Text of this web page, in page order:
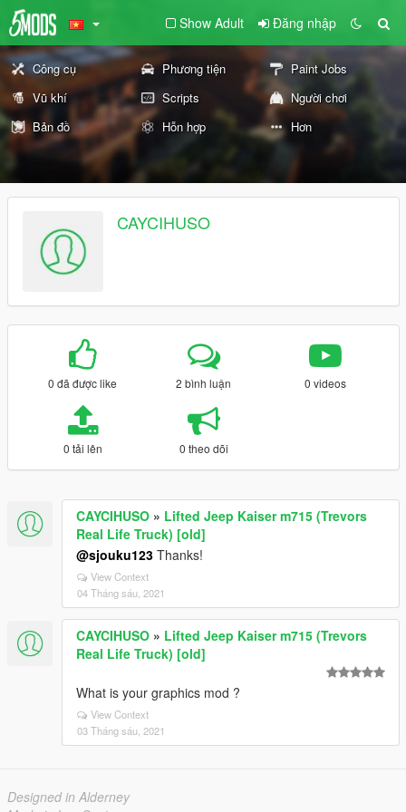
Show Adult Đăng nhập
Công cụ Phương tiện
Paint Jobs
Vũ khí
Scripts
Người chơi
Bản đồ
Hỗn hợp Hơn
CAYCIHUSO
0 đã được like 2 bình luận 0 videos
0 tải lên 0 theo dõi
CAYCIHUSO » Lifted Jeep Kaiser m715 (Trevors
Real Life Truck) [old]
@sjouku123 Thanks!
View Context
04 Tháng sáu, 2021
CAYCIHUSO » Lifted Jeep Kaiser m715 (Trevors
Real Life Truck) [old]
What is your graphics mod ?
View Context
03 Tháng sáu, 2021
Designed in Alderney